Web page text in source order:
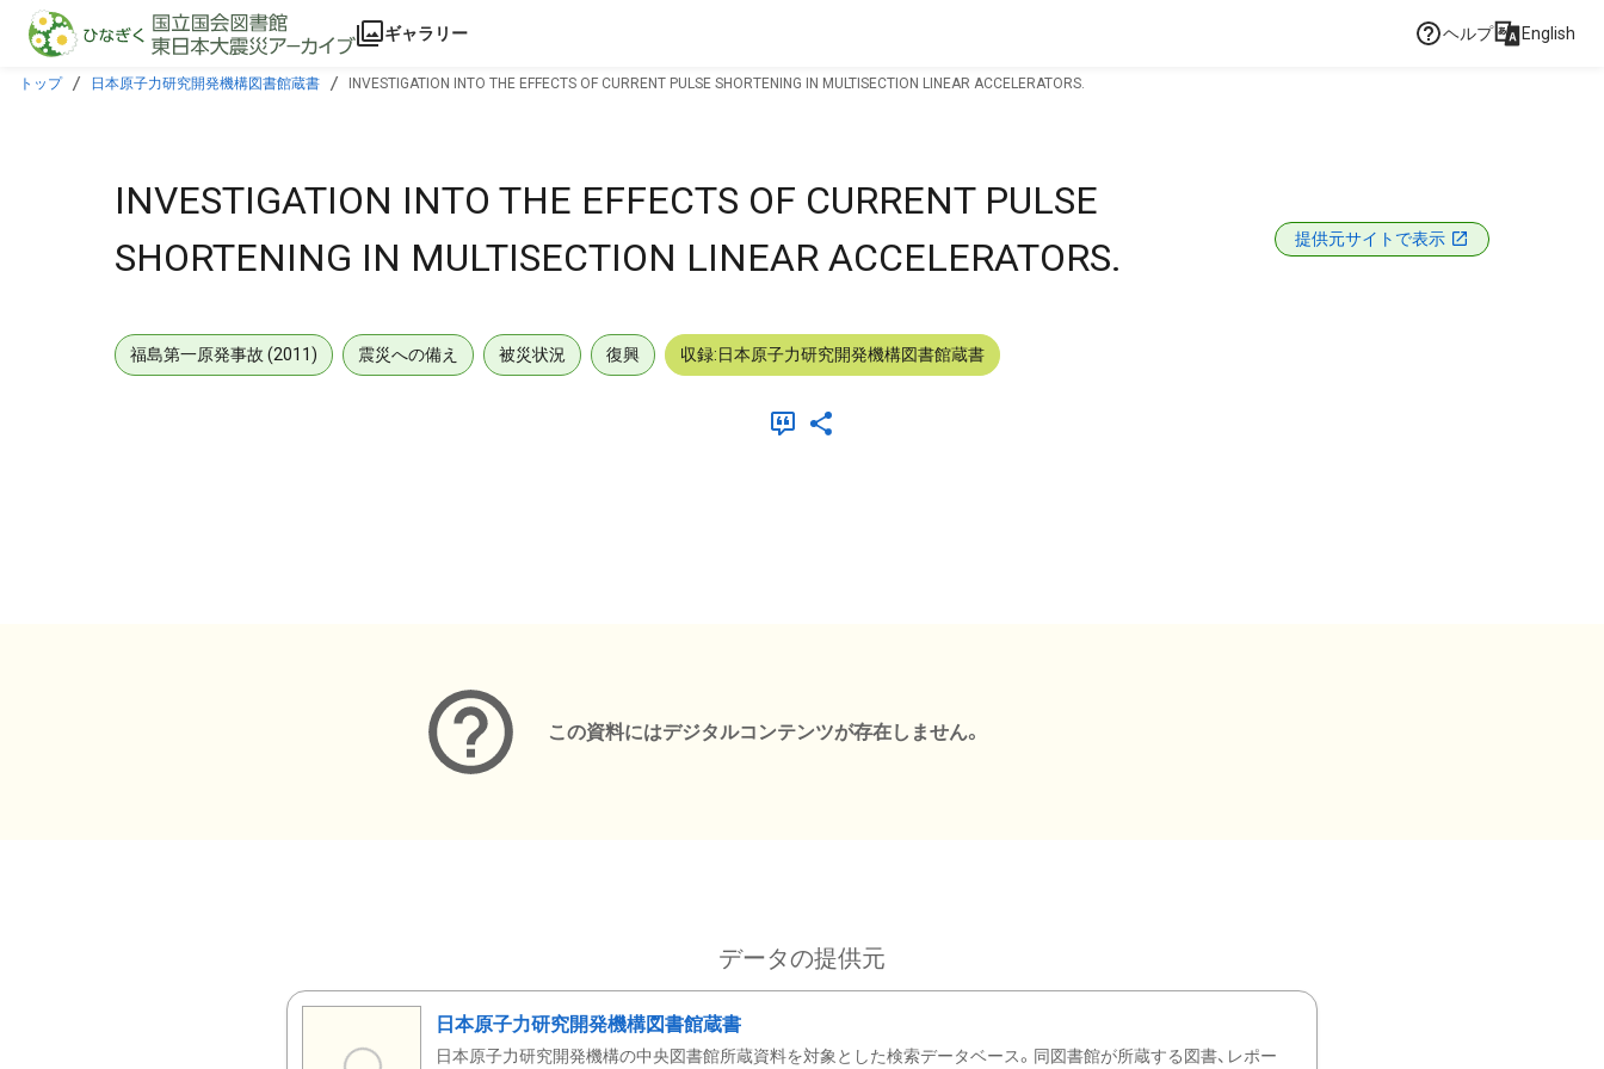
本文に飛ぶ
ギャラリー ヘルプ English
トップ 日本原子力研究開発機構図書館蔵書 INVESTIGATION INTO THE EFFECTS OF CURRENT PULSE SHORTENING IN MULTISECTION LINEAR ACCELERATORS.
INVESTIGATION INTO THE EFFECTS OF CURRENT PULSE
SHORTENING IN MULTISECTION LINEAR ACCELERATORS.
提供元サイトで表示
福島第一原発事故 (2011) 震災への備え 被災状況 復興 収録:日本原子力研究開発機構図書館蔵書
この資料にはデジタルコンテンツが存在しません。
データの提供元
日本原子力研究開発機構図書館蔵書
日本原子力研究開発機構の中央図書館所蔵資料を対象とした検索データベース。同図書館が所蔵する図書、レポー